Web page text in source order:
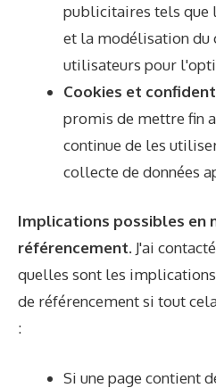
publicitaires tels que
et la modélisation du
utilisateurs pour
Cookies et
promis de mettre fin
continue de les
collecte de données
Implications possibles en
référencement. J'ai
quelles sont les
de référencement si tout
:
Si une page contient